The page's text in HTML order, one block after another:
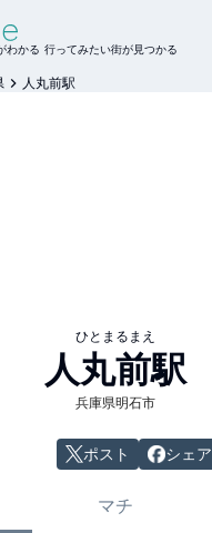
わかる 行ってみたい街が見つかる
人丸前駅
ひとまるまえ
人丸前駅
兵庫県明石市
ポスト シェア
マチ